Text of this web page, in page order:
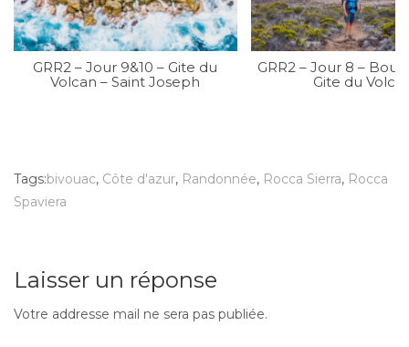
GRR2 – Jour 9&10 – Gite du
Volcan – Saint Joseph
GRR2 – Jour 8 –
Gite du
Tags:bivouac, Côte d'azur, Randonnée, Rocca Sierra, Rocca
Spaviera
Laisser un réponse
Votre addresse mail ne sera pas publiée.